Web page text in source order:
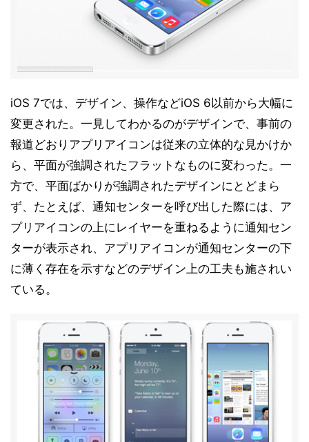
iOS 7では、デザイン、操作などiOS 6以前から大幅に
変更された。一見してわかるのがデザインで、事前の
報道どおりアプリアイコンは従来の立体的な見かけか
ら、平面が強調されたフラットなものに変わった。一
方で、平面ばかりが強調されたデザインにとどまら
ず、たとえば、通知センターを呼び出した際には、ア
プリアイコンの上にレイヤーを重ねるように通知セン
ターが表示され、アプリアイコンが通知センターの下
に薄く存在を示すなどのデザイン上の工夫も施されい
ている。